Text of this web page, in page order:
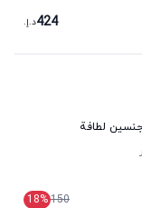
424د.إ.
لطافة
150
18%